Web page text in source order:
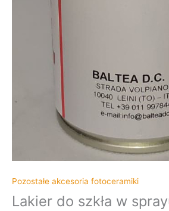
Pozostałe akcesoria fotoceramiki
Lakier do szkła w